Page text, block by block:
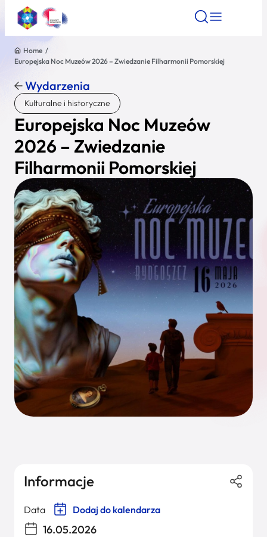
Znajdź atrakcję Znajdź artykuł Znajdź
Znajdź atrakcję
Nazwa atrakcji
Miasto
Kategoria
Wyszukaj
Home /
Europejska Noc Muzeów 2026 – Zwiedzanie Filharmonii Pomorskiej
Wydarzenia
Kulturalne i historyczne
Europejska Noc Muzeów
2026 – Zwiedzanie
Filharmonii Pomorskiej
Informacje
Data Dodaj do kalendarza
16.05.2026